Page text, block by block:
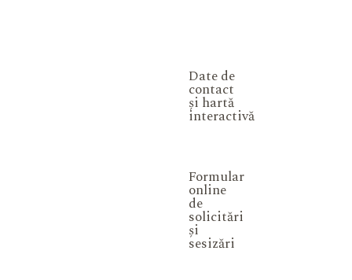
Date de
contact
și hartă
interactivă
Formular
online
de
solicitări
și
sesizări